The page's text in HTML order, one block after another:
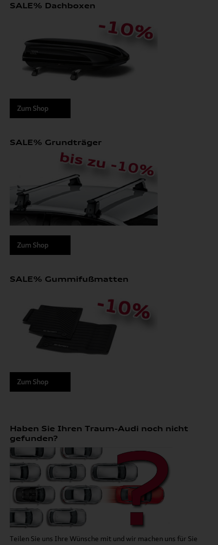
SALE% Dachboxen
Zum Shop
SALE% Grundträger
Zum Shop
SALE% Gummifußmatten
Zum Shop
Haben Sie Ihren Traum-Audi noch nicht
gefunden?
Teilen Sie uns Ihre Wünsche mit und wir machen uns für Sie